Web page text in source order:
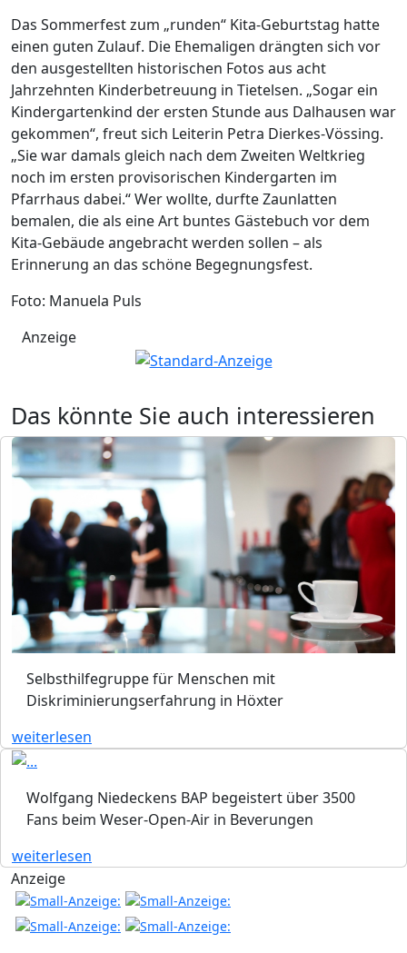
Das Sommerfest zum „runden“ Kita-Geburtstag hatte
einen guten Zulauf. Die Ehemaligen drängten sich vor
den ausgestellten historischen Fotos aus acht
Jahrzehnten Kinderbetreuung in Tietelsen. „Sogar ein
Kindergartenkind der ersten Stunde aus Dalhausen war
gekommen“, freut sich Leiterin Petra Dierkes-Vössing.
„Sie war damals gleich nach dem Zweiten Weltkrieg
noch im ersten provisorischen Kindergarten im
Pfarrhaus dabei.“ Wer wollte, durfte Zaunlatten
bemalen, die als eine Art buntes Gästebuch vor dem
Kita-Gebäude angebracht werden sollen – als
Erinnerung an das schöne Begegnungsfest.
Foto: Manuela Puls
Anzeige
Das könnte Sie auch interessieren
Selbsthilfegruppe für Menschen mit
Diskriminierungserfahrung in Höxter
weiterlesen
Wolfgang Niedeckens BAP begeistert über 3500
Fans beim Weser-Open-Air in Beverungen
weiterlesen
Anzeige